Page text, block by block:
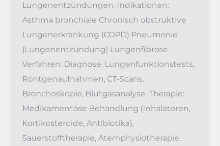
Lungenentzündungen. Indikationen:
Asthma bronchiale Chronisch obstruktive
Lungenerkrankung (COPD) Pneumonie
(Lungenentzündung) Lungenfibrose
Verfahren: Diagnose: Lungenfunktionstests,
Röntgenaufnahmen, CT-Scans,
Bronchoskopie, Blutgasanalyse. Therapie:
Medikamentöse Behandlung (Inhalatoren,
Kortikosteroide, Antibiotika),
Sauerstofftherapie, Atemphysiotherapie,